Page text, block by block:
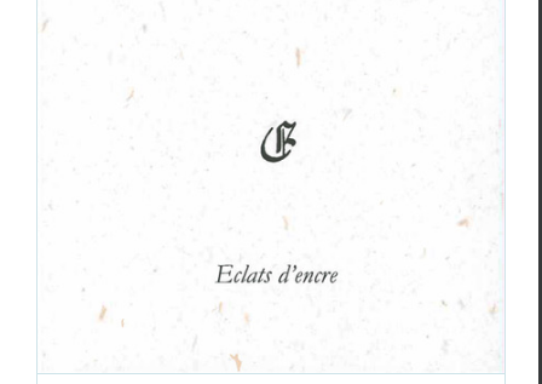
silences…